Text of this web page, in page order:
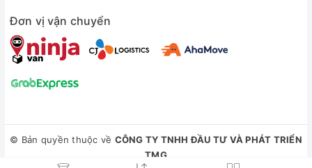
Đơn vị vận chuyển
© Bản quyền thuộc về CÔNG TY TNHH ĐẦU TƯ VÀ PHÁT TRIỂN
TMG